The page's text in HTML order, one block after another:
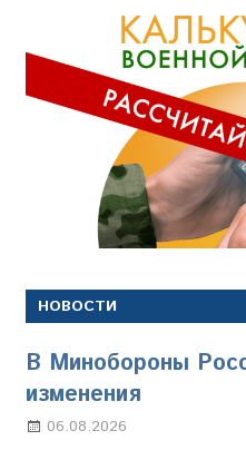
НОВОСТИ
В Минобороны
изменения
06.08.2026